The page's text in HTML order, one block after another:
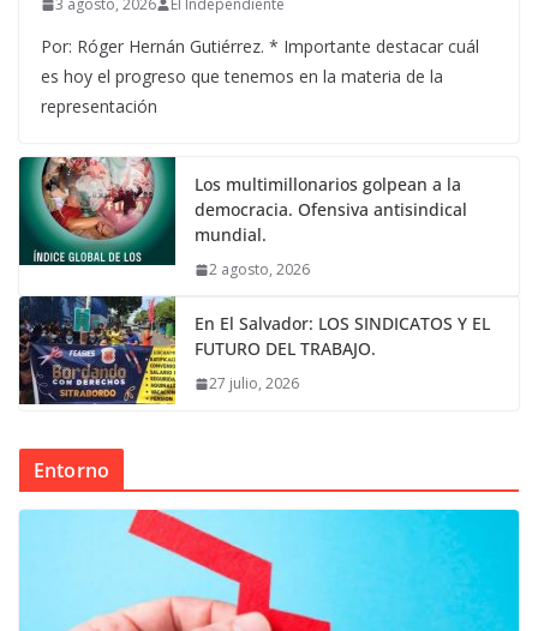
3 agosto, 2026 El Independiente
Por: Róger Hernán Gutiérrez. * Importante destacar cuál
es hoy el progreso que tenemos en la materia de la
representación
Los multimillonarios golpean a la
democracia. Ofensiva antisindical
mundial.
2 agosto, 2026
En El Salvador: LOS SINDICATOS Y EL
FUTURO DEL TRABAJO.
27 julio, 2026
Entorno